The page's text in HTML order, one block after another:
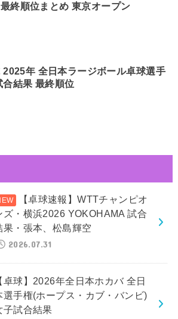
終順位まとめ 東京オープン
2025年 全日本ラージボール卓球選手
合結果 最終順位
【卓球速報】WTTチャンピオ
ズ・横浜2026 YOKOHAMA 試合
果・張本、松島輝空
2026.07.31
卓球】2026年全日本ホカバ 全日
選手権(ホープス・カブ・バンビ)
子試合結果